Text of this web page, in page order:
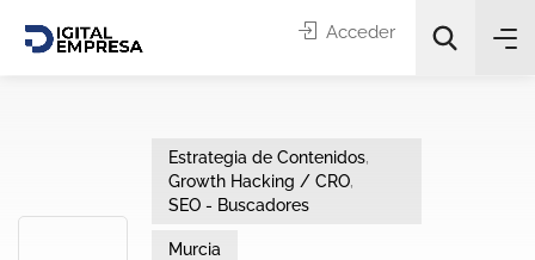
Acceder
Estrategia de Contenidos,
Growth Hacking / CRO,
SEO - Buscadores
Murcia